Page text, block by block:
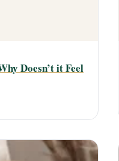
Doesn’t it Feel